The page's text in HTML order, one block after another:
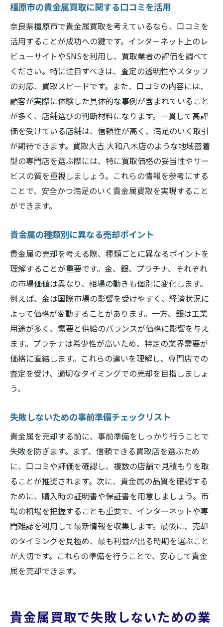
専門店が提供するサポートとアドバイス
地域密着型サービスの利点
公正な貴金属買取がもたらす安心、橿原市の専
門店の取り組み
公正な取引を実現するための取り組み
専門店が提供する安心の理由
地域社会との信頼関係の構築
持続可能な買取活動の重要性
消費者保護に対する専門店の姿勢
長期的な信頼を築くための戦略
貴金属を売却して新たな一歩を踏み出す、橿原
売却後に生かす資金活用の提案
ライフスタイルの変化を支援するサービス
次のステージへの準備をサポート
専門店によるキャリアとライフプランの提
案
新たな挑戦への一歩を応援
専門店のネットワークを活用した機会創出
橿原市の貴金属買取に関する口コミを活用
奈良県橿原市で貴金属買取を考えているなら、口コミを
活用することが成功への鍵です。インターネット上のレ
ビューサイトやSNSを利用し、買取業者の評価を調べて
ください。特に注目すべきは、査定の透明性やスタッフ
の対応、買取スピードです。また、口コミの内容には、
顧客が実際に体験した具体的な事例が含まれていること
が多く、店舗選びの判断材料になります。一貫して高評
価を受けている店舗は、信頼性が高く、満足のいく取引
が期待できます。買取大吉 大和八木店のような地域密着
型の専門店を選ぶ際には、特に買取価格の妥当性やサー
ビスの質を重視しましょう。これらの情報を参考にする
ことで、安全かつ満足のいく貴金属買取を実現すること
ができます。
貴金属の種類別に異なる売却ポイント
貴金属の売却を考える際、種類ごとに異なるポイントを
理解することが重要です。金、銀、プラチナ、それぞれ
の市場価値は異なり、相場の動きも個別に変化します。
例えば、金は国際市場の影響を受けやすく、経済状況に
よって価格が変動することがあります。一方、銀は工業
用途が多く、需要と供給のバランスが価格に影響を与え
ます。プラチナは希少性が高いため、特定の業界需要が
価格に直結します。これらの違いを理解し、専門店での
査定を受け、適切なタイミングでの売却を目指しましょ
う。
失敗しないための事前準備チェックリスト
貴金属を売却する前に、事前準備をしっかり行うことで
失敗を防ぎます。まず、信頼できる買取店を選ぶため
に、口コミや評価を確認し、複数の店舗で見積もりを取
ることが推奨されます。次に、貴金属の品質を確認する
ために、購入時の証明書や保証書を用意しましょう。市
場の相場を把握することも重要で、インターネットや専
門雑誌を利用して最新情報を収集します。最後に、売却
のタイミングを見極め、最も利益が出る時期を選ぶこと
が大切です。これらの準備を行うことで、安心して貴金
属を売却できます。
貴金属買取で失敗しないための業